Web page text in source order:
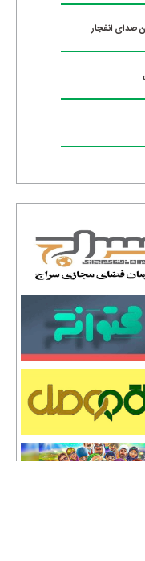
صدای انفجار